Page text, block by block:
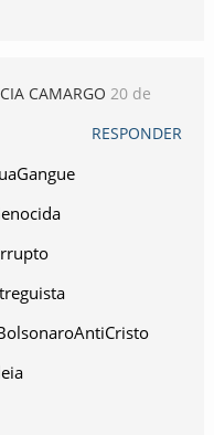
CAMARGO 20 de
RESPONDER